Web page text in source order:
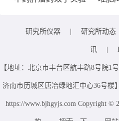
研究所仪器 研究所动态
讯
【地址：北京市丰台区航丰路8号院1
济南市历城区唐冶绿地汇中心36号楼
https://www.bjhgyjs.com Copyright ©